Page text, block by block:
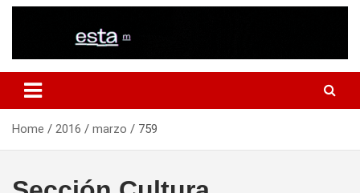
Home 2016 marzo 759